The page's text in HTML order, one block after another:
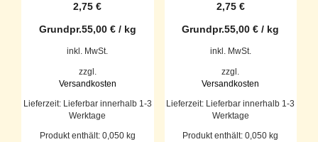
2,75€
Grundpr.55,00 €/ kg
inkl. MwSt.
zzgl.
Versandkosten
Lieferzeit: Lieferbar innerhalb 1-3
Werktage
Produkt enthält: 0,050 kg
2,75 €
Grundpr.55,00€ / kg
inkl. MwSt.
zzgl.
Versandkosten
Lieferzeit: Lieferbar innerhalb 1-3
Werktage
Produkt enthält: 0,050kg